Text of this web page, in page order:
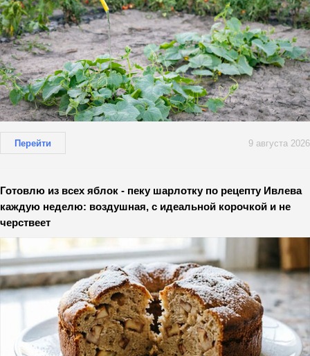
Перейти 9 августа 2026
Готовлю из всех яблок - пеку шарлотку по рецепту Ивлева
каждую неделю: воздушная, с идеальной корочкой и не
черствеет